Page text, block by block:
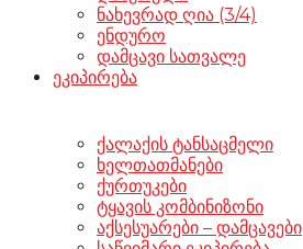
ნახევრად ღია (3/4)
ენდურო
დამცავი სათვალე
ეკიპირება
ქალაქის ტანსაცმელი
ხელთათმანები
ქურთუკები
ტყავის კომბინიზონი
აქსესუარები – დამცავები